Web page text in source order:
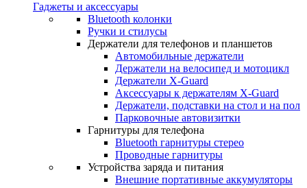
Гаджеты и аксессуары
Bluetooth колонки
Ручки и стилусы
Держатели для телефонов и планшетов
Автомобильные держатели
Держатели на велосипед и мотоцикл
Держатели X-Guard
Аксессуары к держателям X-Guard
Держатели, подставки на стол и на пол
Парковочные автовизитки
Гарнитуры для телефона
Bluetooth гарнитуры стерео
Проводные гарнитуры
Устройства заряда и питания
Внешние портативные аккумуляторы